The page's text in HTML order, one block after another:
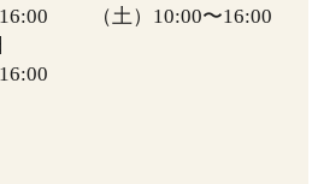
（土）10:00〜16:00